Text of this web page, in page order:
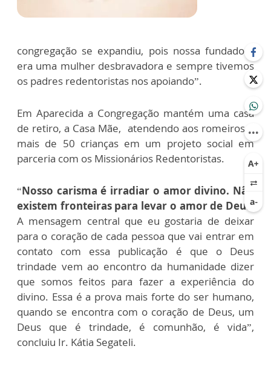
congregação se expandiu, pois nossa fundadora
era uma mulher desbravadora e sempre tivemos
os padres redentoristas nos apoiando”.
Em Aparecida a Congregação mantém uma casa
de retiro, a Casa Mãe, atendendo aos romeiros e
mais de 50 crianças em um projeto social em
parceria com os Missionários Redentoristas.
“Nosso carisma é irradiar o amor divino. Não
existem fronteiras para levar o amor de Deus.
A mensagem central que eu gostaria de deixar
para o coração de cada pessoa que vai entrar em
contato com essa publicação é que o Deus
trindade vem ao encontro da humanidade dizer
que somos feitos para fazer a experiência do
divino. Essa é a prova mais forte do ser humano,
quando se encontra com o coração de Deus, um
Deus que é trindade, é comunhão, é vida”,
concluiu Ir. Kátia Segateli.